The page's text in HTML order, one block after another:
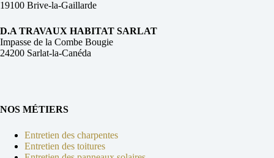
19100 Brive-la-Gaillarde
D.A TRAVAUX HABITAT SARLAT
Impasse de la Combe Bougie
24200 Sarlat-la-Canéda
NOS MÉTIERS
Entretien des charpentes
Entretien des toitures